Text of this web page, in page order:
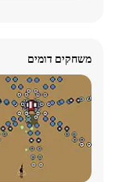
משחקים דומים